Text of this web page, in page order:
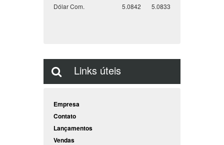
Dólar Com.
5.0842 5.0833
Links úteis
Empresa
Contato
Lançamentos
Vendas